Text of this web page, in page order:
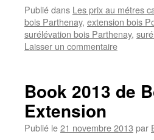
Publié dans Les prix au métres
bois Parthenay, extension bois
surélévation bois Parthenay,
Laisser un commentaire
Book 2013 de
Extension
Publié le21 novembre 2013 par